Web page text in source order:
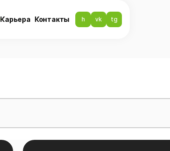
Карьера Контакты h vk tg